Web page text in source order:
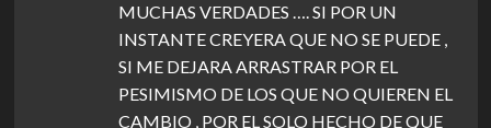
MUCHAS VERDADES …. SI POR UN
INSTANTE CREYERA QUE NO SE PUEDE ,
SI ME DEJARA ARRASTRAR POR EL
PESIMISMO DE LOS QUE NO QUIEREN EL
CAMBIO , POR EL SOLO HECHO DE QUE